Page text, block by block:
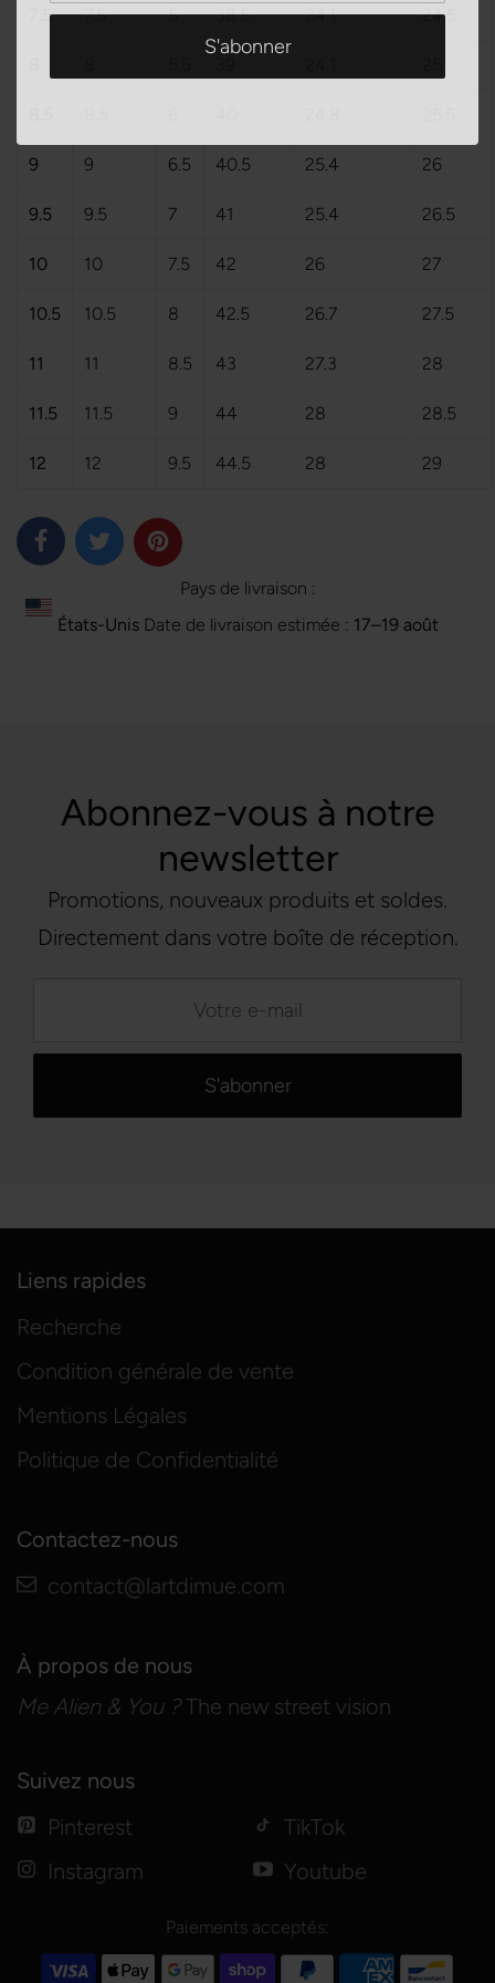
7.5 7.5 5 38.5 24.1 24.5
9 9 6.5 40.5 25.4 26
9.5 9.5 7 41 25.4 26.5
10 10 7.5 42 26 27
10.5 10.5 8 42.5 26.7 27.5
11 11 8.5 43 27.3 28
11.5 11.5 9 44 28 28.5
12 12 9.5 44.5 28 29
Pays de livraison :
États-UnisDate de livraison estimée : 17⁠–19 août
Abonnez-vous à notre
newsletter
Promotions, nouveaux produits et soldes.
Directement dans votre boîte de réception.
Liens rapides
Recherche
Condition générale de vente
Mentions Légales
Politique de Confidentialité
Contactez-nous
contact@lartdimue.com
À propos de nous
Me Alien & You ?The new street vision
Suivez nous
Pinterest
Instagram
TikTok
Youtube
Paiements acceptés: